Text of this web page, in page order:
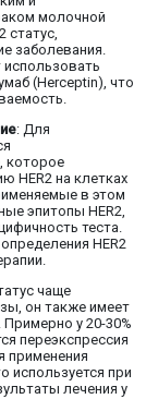
молочной
статус,
заболевания.
использовать
(Herceptin), что
: Для
которое
HER2 на клетках
в этом
эпитопы HER2,
теста.
HER2
чаще
он также имеет
у 20-30%
переэкспрессия
применения
используется при
лечения у